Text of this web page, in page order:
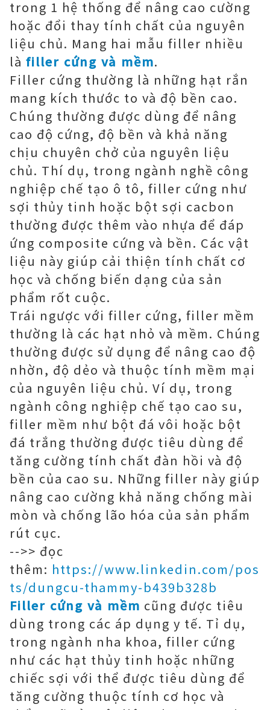
trong 1 hệ thống để nâng cao cường
hoặc đổi thay tính chất của nguyên
liệu chủ. Mang hai mẫu filler nhiều
là filler cứng và mềm.
Filler cứng thường là những hạt rắn
mang kích thước to và độ bền cao.
Chúng thường được dùng để nâng
cao độ cứng, độ bền và khả năng
chịu chuyên chở của nguyên liệu
chủ. Thí dụ, trong ngành nghề công
nghiệp chế tạo ô tô, filler cứng như
sợi thủy tinh hoặc bột sợi cacbon
thường được thêm vào nhựa để đáp
ứng composite cứng và bền. Các vật
liệu này giúp cải thiện tính chất cơ
học và chống biến dạng của sản
phẩm rốt cuộc.
Trái ngược với filler cứng, filler mềm
thường là các hạt nhỏ và mềm. Chúng
thường được sử dụng để nâng cao độ
nhờn, độ dẻo và thuộc tính mềm mại
của nguyên liệu chủ. Ví dụ, trong
ngành công nghiệp chế tạo cao su,
filler mềm như bột đá vôi hoặc bột
đá trắng thường được tiêu dùng để
tăng cường tính chất đàn hồi và độ
bền của cao su. Những filler này giúp
nâng cao cường khả năng chống mài
mòn và chống lão hóa của sản phẩm
rút cục.
-->> đọc
thêm: https://www.linkedin.com/pos
ts/dungcu-thammy-b439b328b
Filler cứng và mềm cũng được tiêu
dùng trong các áp dụng y tế. Tỉ dụ,
trong ngành nha khoa, filler cứng
như các hạt thủy tinh hoặc những
chiếc sợi với thể được tiêu dùng để
tăng cường thuộc tính cơ học và